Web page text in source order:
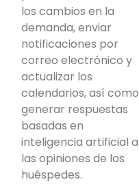
los cambios en la
demanda, enviar
notificaciones por
correo electrónico y
actualizar los
calendarios, así como
generar respuestas
basadas en
inteligencia artificial a
las opiniones de los
huéspedes.